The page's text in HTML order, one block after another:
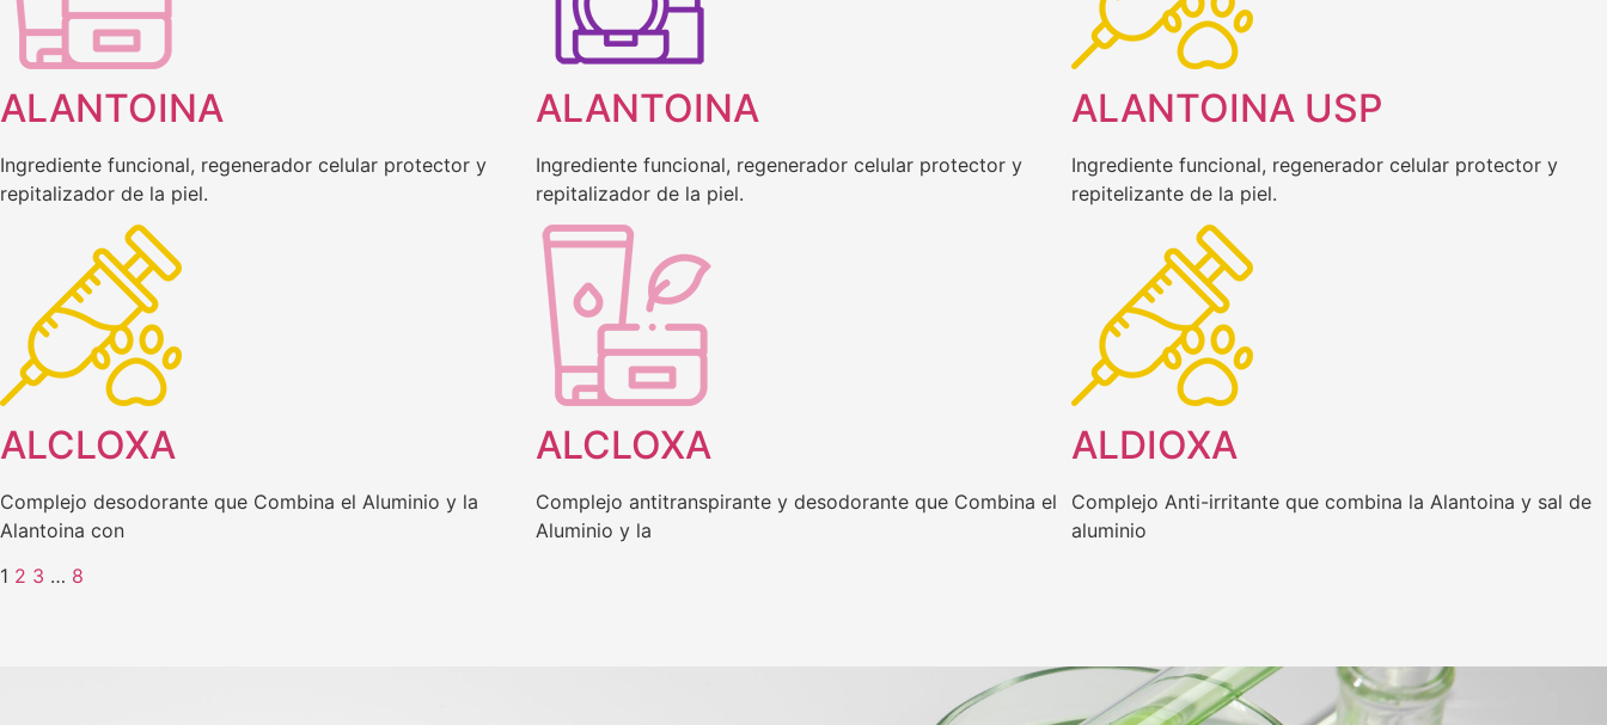
ALANTOINA
Ingrediente funcional, regenerador celular protector y
repitalizador de la piel.
ALANTOINA
Ingrediente funcional, regenerador celular protector y
repitalizador de la piel.
ALANTOINA USP
Ingrediente funcional, regenerador celular protector y
repitelizante de la piel.
ALCLOXA
Complejo desodorante que Combina el Aluminio y la
Alantoina con
ALCLOXA
Complejo antitranspirante y desodorante que Combina el
Aluminio y la
ALDIOXA
Complejo Anti-irritante que combina la Alantoina y sal de
aluminio
1 2 3 … 8